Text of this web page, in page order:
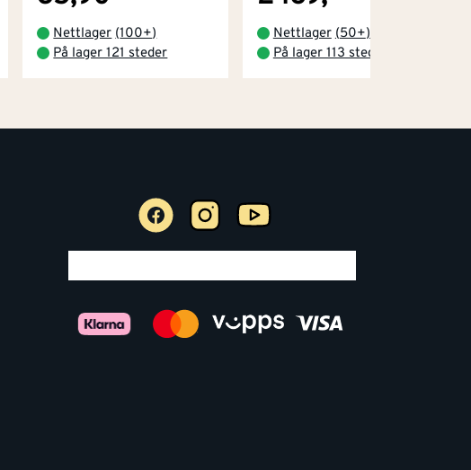
Nettlager (100+)
På lager 121 steder
Nettlager (50+)
På lager 113 steder